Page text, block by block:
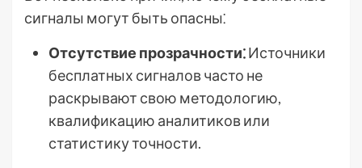
сигналы могут быть опасны⁚
Отсутствие прозрачности⁚Источники
бесплатных сигналов часто не
раскрывают свою методологию,
квалификацию аналитиков или
статистику точности.